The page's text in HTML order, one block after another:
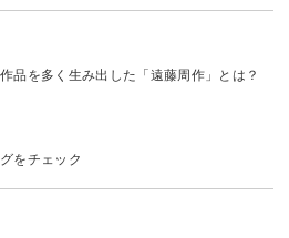
品を多く生み出した「遠藤周作」とは？
をチェック